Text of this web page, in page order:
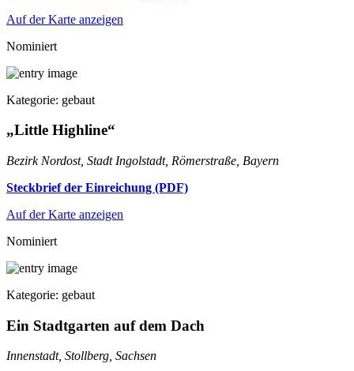
Auf der Karte anzeigen
Nominiert
Kategorie: gebaut
„Little Highline“
Bezirk Nordost, Stadt Ingolstadt, Römerstraße, Bayern
Steckbrief der Einreichung (PDF)
Auf der Karte anzeigen
Nominiert
Kategorie: gebaut
Ein Stadtgarten auf dem Dach
Innenstadt, Stollberg, Sachsen